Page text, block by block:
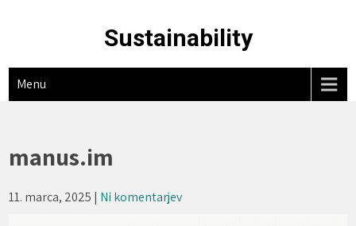
Sustainability
Menu
manus.im
11. marca, 2025 | Ni komentarjev